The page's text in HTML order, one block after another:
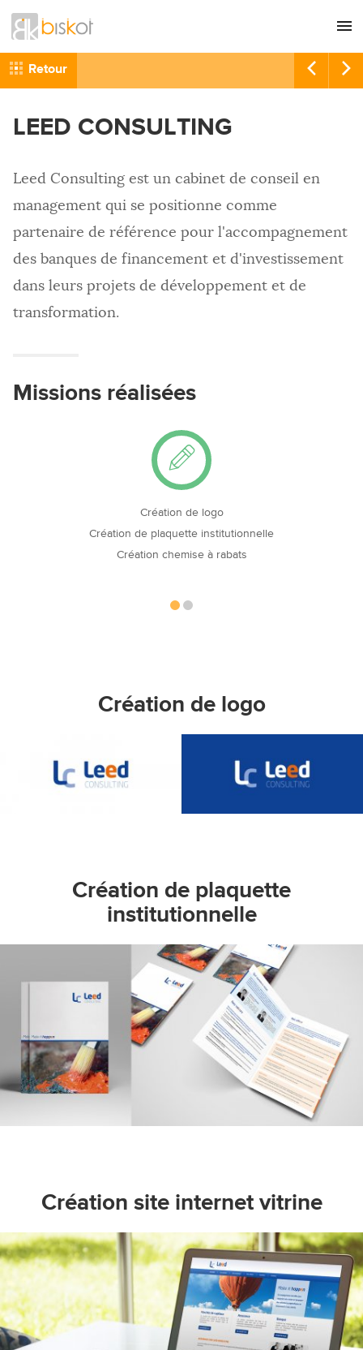
Recrutement
SITES INTERNET
RÉFÉRENCEMENT
HÉBERGEMENT
IMPRESSION
Retour
LEED CONSULTING
Leed Consulting est un cabinet de conseil en
management qui se positionne comme
partenaire de référence pour l'accompagnement
des banques de financement et d'investissement
dans leurs projets de développement et de
transformation.
Missions réalisées
Création site internet vitrine
Création de logo
Création de plaquette
institutionnelle
Création site internet vitrine